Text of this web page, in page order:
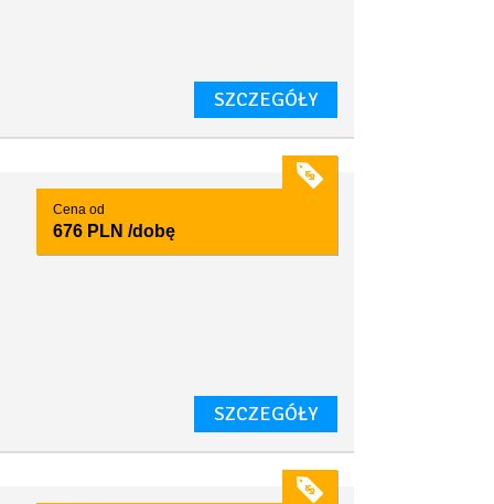
SZCZEGÓŁY
Cena od
676 PLN /dobę
SZCZEGÓŁY